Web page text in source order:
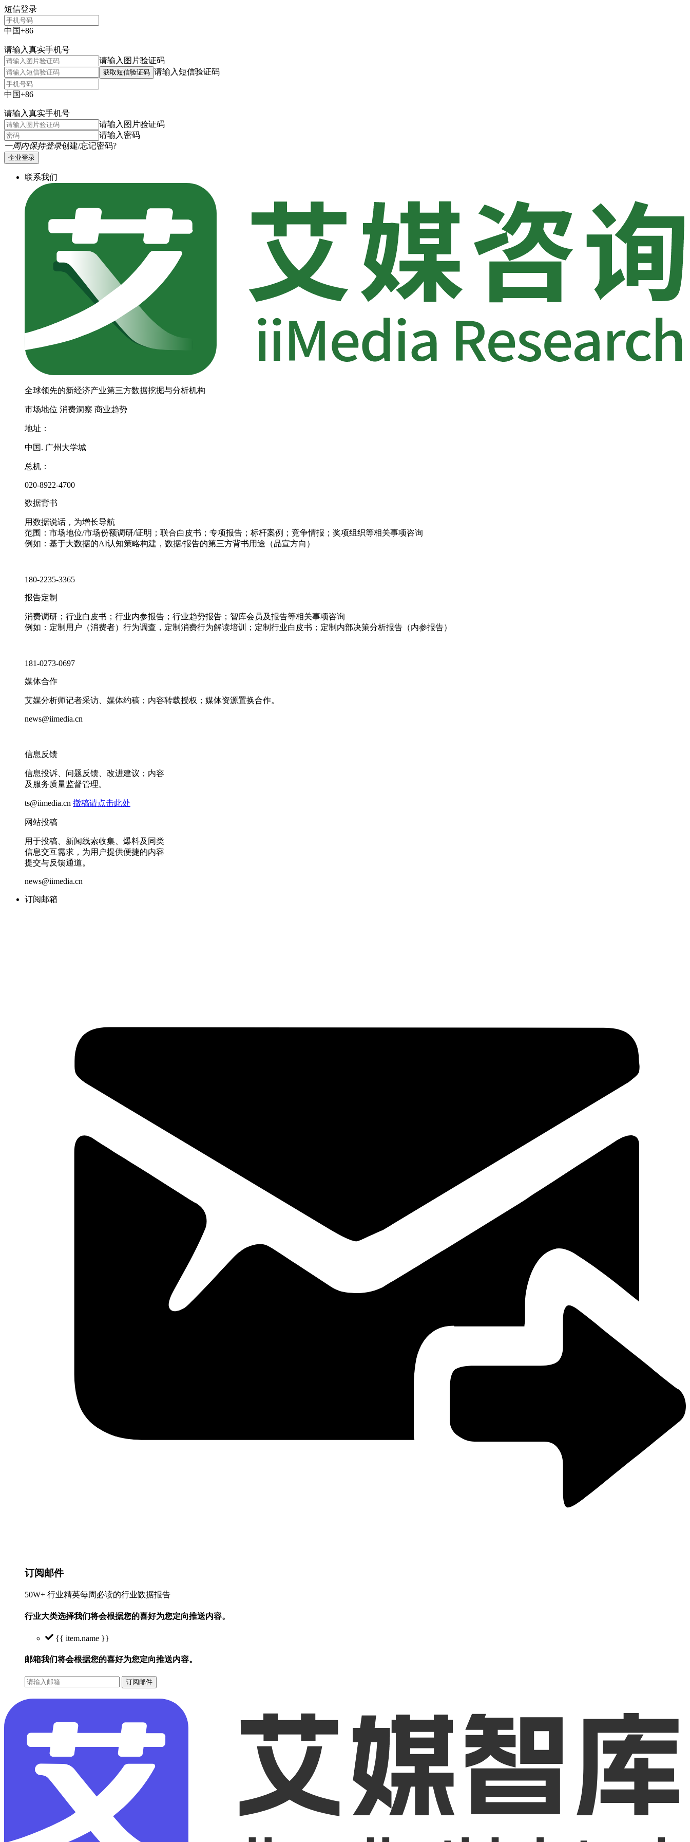
短信登录
中国+86
请输入真实手机号
请输入图片验证码
获取短信验证码 请输入短信验证码
中国+86
请输入真实手机号
请输入图片验证码
请输入密码
一周内保持登录创建/忘记密码?
企业登录
联系我们
全球领先的新经济产业第三方数据挖掘与分析机构
市场地位 消费洞察 商业趋势
地址：
中国. 广州大学城
总机：
020-8922-4700
数据背书
用数据说话，为增长导航
范围：市场地位/市场份额调研/证明；联合白皮书；专项报告；标杆案例；竞争情报；奖项组织等相关事项咨询
例如：基于大数据的AI认知策略构建，数据/报告的第三方背书用途（品宣方向）
180-2235-3365
报告定制
消费调研；行业白皮书；行业内参报告；行业趋势报告；智库会员及报告等相关事项咨询
例如：定制用户（消费者）行为调查，定制消费行为解读培训；定制行业白皮书；定制内部决策分析报告（内参报告）
181-0273-0697
媒体合作
艾媒分析师记者采访、媒体约稿；内容转载授权；媒体资源置换合作。
news@iimedia.cn
信息反馈
信息投诉、问题反馈、改进建议；内容
及服务质量监督管理。
ts@iimedia.cn 撤稿请点击此处
网站投稿
用于投稿、新闻线索收集、爆料及同类
信息交互需求，为用户提供便捷的内容
提交与反馈通道。
news@iimedia.cn
订阅邮箱
订阅邮件
50W+ 行业精英每周必读的行业数据报告
行业大类选择我们将会根据您的喜好为您定向推送内容。
{{ item.name }}
邮箱我们将会根据您的喜好为您定向推送内容。
订阅邮件